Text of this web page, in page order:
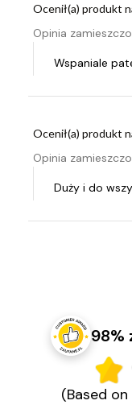
Ocenił(a) produkt
Opinia
Wspaniale
Ocenił(a) produkt
Opinia
Duży i do
98%
(Based